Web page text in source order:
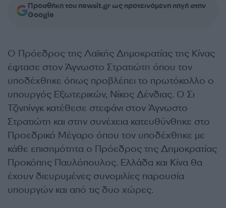
Προσθήκη του newsit.gr ως προτεινόμενη πηγή στην
Google
Ο Πρόεδρος της Λαϊκής Δημοκρατίας της Κίνας
έφτασε στον Άγνωστο Στρατιώτη όπου τον
υποδέχθηκε όπως προβλέπει το πρωτόκολλο ο
υπουργός Εξωτερικών, Νίκος Δένδιας. Ο Σι
Τζινπίνγκ κατέθεσε στεφάνι στον Άγνωστο
Στρατιώτη και στην συνέχεια κατευθύνθηκε στο
Προεδρικό Μέγαρο όπου τον υποδέχθηκε με
κάθε επισημότητα ο Πρόεδρος της Δημοκρατίας
Προκόπης Παυλόπουλος. Ελλάδα και Κίνα θα
έχουν διευρυμένες συνομιλίες παρουσία
υπουργών και από τις δυο χώρες.